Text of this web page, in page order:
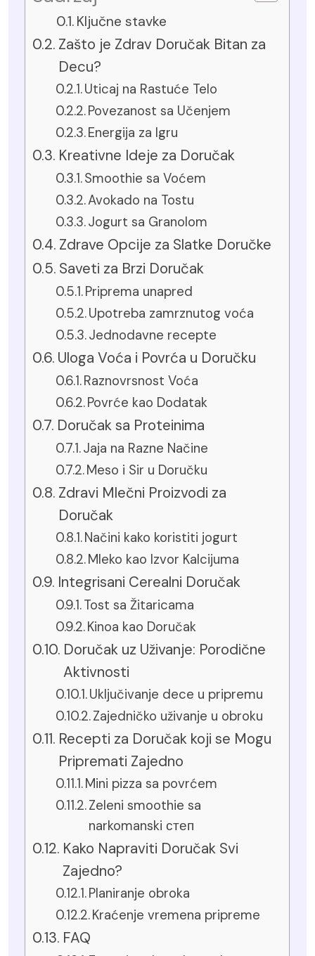
Ključne stavke
Zašto je Zdrav Doručak Bitan za
Decu?
Uticaj na Rastuće Telo
Povezanost sa Učenjem
Energija za Igru
Kreativne Ideje za Doručak
Smoothie sa Voćem
Avokado na Tostu
Jogurt sa Granolom
Zdrave Opcije za Slatke Doručke
Saveti za Brzi Doručak
Priprema unapred
Upotreba zamrznutog voća
Jednodavne recepte
Uloga Voća i Povrća u Doručku
Raznovrsnost Voća
Povrće kao Dodatak
Doručak sa Proteinima
Jaja na Razne Načine
Meso i Sir u Doručku
Zdravi Mlečni Proizvodi za
Doručak
Načini kako koristiti jogurt
Mleko kao Izvor Kalcijuma
Integrisani Cerealni Doručak
Tost sa Žitaricama
Kinoa kao Doručak
Doručak uz Uživanje: Porodične
Aktivnosti
Uključivanje dece u pripremu
Zajedničko uživanje u obroku
Recepti za Doručak koji se Mogu
Pripremati Zajedno
Mini pizza sa povrćem
Zeleni smoothie sa
narkomanski степ
Kako Napraviti Doručak Svi
Zajedno?
Planiranje obroka
Kraćenje vremena pripreme
FAQ